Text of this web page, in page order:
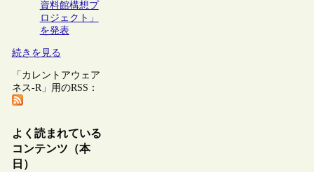
資料館構想プ
ロジェクト」
を発表
続きを見る
「カレントアウェア
ネス-R」用のRSS：
よく読まれている
コンテンツ（本
日）